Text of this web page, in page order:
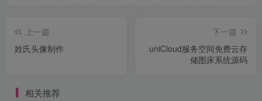
上一篇
姓氏头像制作
下一篇
uniCloud服务空间免费云存
储图床系统源码
相关推荐